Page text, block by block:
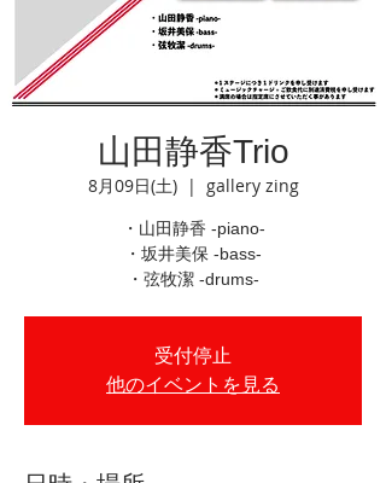
山田静香Trio
8月09日(土)
  |
gallery zing
・山田静香 -piano-
・坂井美保 -bass-
・弦牧潔 -drums-
受付停止
他のイベントを見る